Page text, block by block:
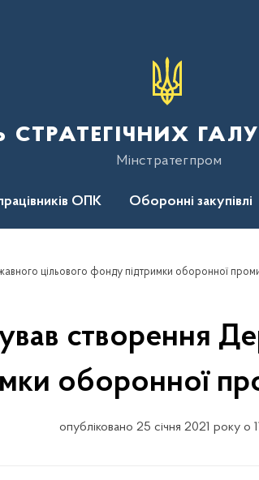
стратегічних
Мінстратегпром
ОПК Оборонні закупівлі
цільового фонду підтримки оборонної
створення
оборонної
опубліковано 25 січня 2021 року о